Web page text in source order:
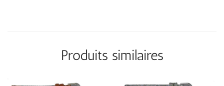
Produits similaires